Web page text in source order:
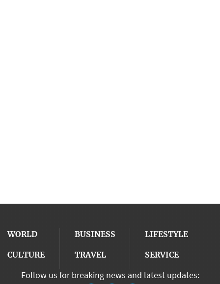
WORLD BUSINESS LIFESTYLE
CULTURE TRAVEL SERVICE
Follow us for breaking news and latest updates: